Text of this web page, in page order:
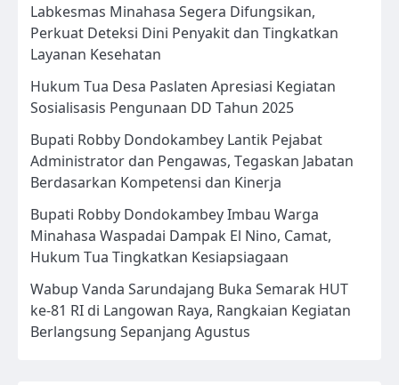
Labkesmas Minahasa Segera Difungsikan,
Perkuat Deteksi Dini Penyakit dan Tingkatkan
Layanan Kesehatan
Hukum Tua Desa Paslaten Apresiasi Kegiatan
Sosialisasis Pengunaan DD Tahun 2025
Bupati Robby Dondokambey Lantik Pejabat
Administrator dan Pengawas, Tegaskan Jabatan
Berdasarkan Kompetensi dan Kinerja
Bupati Robby Dondokambey Imbau Warga
Minahasa Waspadai Dampak El Nino, Camat,
Hukum Tua Tingkatkan Kesiapsiagaan
Wabup Vanda Sarundajang Buka Semarak HUT
ke-81 RI di Langowan Raya, Rangkaian Kegiatan
Berlangsung Sepanjang Agustus